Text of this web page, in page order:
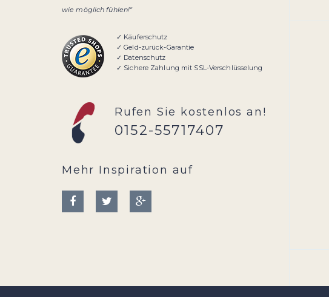
wie möglich fühlen!"
✓ Käuferschutz
✓ Geld-zurück-Garantie
✓ Datenschutz
✓ Sichere Zahlung mit SSL-Verschlüsselung
Rufen Sie kostenlos an!
0152-55717407
Mehr Inspiration auf